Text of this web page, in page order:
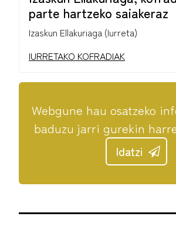
parte hartzeko saiakeraz
Izaskun Ellakuriaga (Iurreta)
IURRETAKO KOFRADIAK
Webgune hau osatzeko
baduzu jarri gurekin
Idatzi